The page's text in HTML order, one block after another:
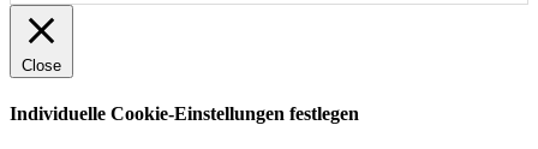
Close
Individuelle Cookie-Einstellungen festlegen